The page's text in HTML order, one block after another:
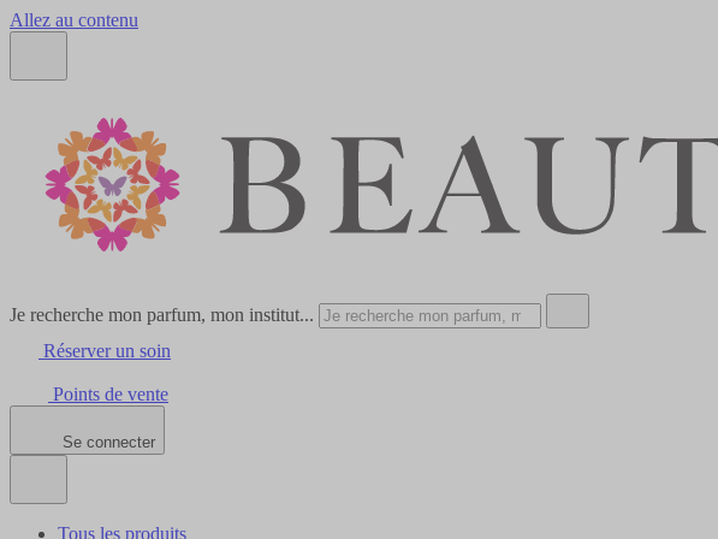
Allez au contenu
Je recherche mon parfum, mon institut...
Réserver un soin
Points de vente
Se connecter
Tous les produits